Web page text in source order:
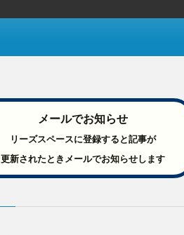
メールでお知らせ
リーズスペースに登録すると記事が
更新されたときメールでお知らせします